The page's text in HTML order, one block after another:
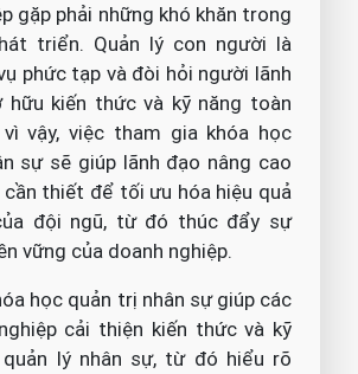
gặp phải những khó khăn trong
triển. Quản lý con người là
phức tạp và đòi hỏi người lãnh
hữu kiến thức và kỹ năng toàn
vì vậy, việc tham gia khóa học
sự sẽ giúp lãnh đạo nâng cao
cần thiết để tối ưu hóa hiệu quả
đội ngũ, từ đó thúc đẩy sự
vững của doanh nghiệp.
học quản trị nhân sự giúp các
cải thiện kiến thức và kỹ
lý nhân sự, từ đó hiểu rõ